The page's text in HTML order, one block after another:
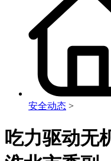
安全动态 >
吃力驱动无